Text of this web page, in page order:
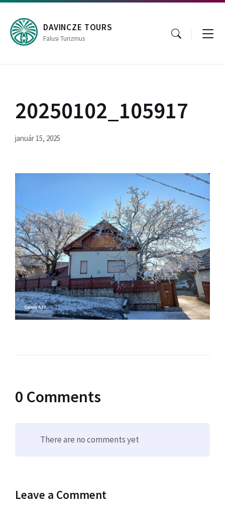
Skip
content
Skip
main
navigation
Skip
footer
DAVINCZE TOURS
Falusi Turizmus
20250102_105917
január 15, 2025
0 Comments
There are no comments yet
Leave a Comment